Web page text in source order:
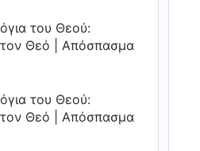
του Θεού:
τον Θεό | Απόσπασμα
του Θεού:
τον Θεό | Απόσπασμα